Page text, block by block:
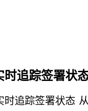
时追踪签署状
追踪签署状态